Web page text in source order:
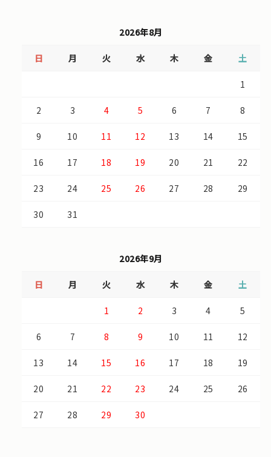
2026年8月
日 月 火 水 木 金 土
1
2 3 4 5 6 7 8
9 10 11 12 13 14 15
16 17 18 19 20 21 22
23 24 25 26 27 28 29
30 31
2026年9月
日 月 火 水 木 金 土
1 2 3 4 5
6 7 8 9 10 11 12
13 14 15 16 17 18 19
20 21 22 23 24 25 26
27 28 29 30